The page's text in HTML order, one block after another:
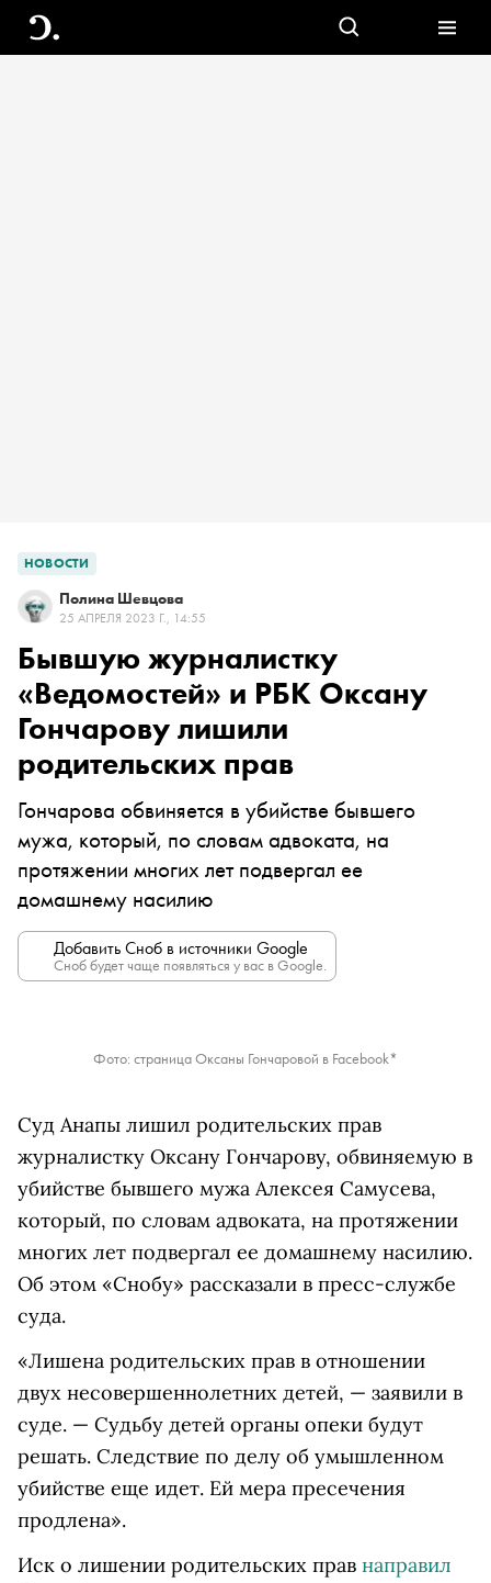
НОВОСТИ
Полина Шевцова
25 АПРЕЛЯ 2023 Г., 14:55
Бывшую журналистку
«Ведомостей» и РБК Оксану
Гончарову лишили
родительских прав
Гончарова обвиняется в убийстве бывшего
мужа, который, по словам адвоката, на
протяжении многих лет подвергал ее
домашнему насилию
Добавить Сноб в источники Google
Сноб будет чаще появляться у вас в Google.
Фото: страница Оксаны Гончаровой в Facebook*
Суд Анапы лишил родительских прав
журналистку Оксану Гончарову, обвиняемую в
убийстве бывшего мужа Алексея Самусева,
который, по словам адвоката, на протяжении
многих лет подвергал ее домашнему насилию.
Об этом «Снобу» рассказали в пресс-службе
суда.
«Лишена родительских прав в отношении
двух несовершеннолетних детей, — заявили в
суде. — Судьбу детей органы опеки будут
решать. Следствие по делу об умышленном
убийстве еще идет. Ей мера пресечения
продлена».
Иск о лишении родительских прав направил